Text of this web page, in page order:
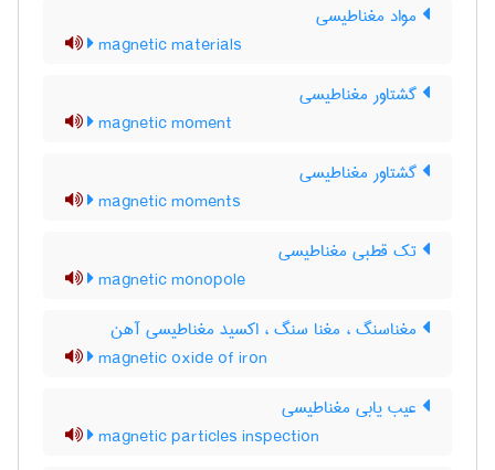
مواد مغناطیسی
magnetic materials
گشتاور مغناطیسی
magnetic moment
گشتاور مغناطیسی
magnetic moments
تک قطبی مغناطیسی
magnetic monopole
مغناسنگ ، مغنا سنگ ، اکسید مغناطیسی آهن
magnetic oxide of iron
عیب یابی مغناطیسی
magnetic particles inspection